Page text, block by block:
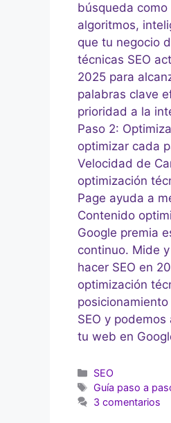
búsqueda como
algoritmos,
que tu negocio
técnicas SEO
2025 para
palabras clave
prioridad a la
Paso 2:
optimizar cada
Velocidad de
optimización
Page ayuda a
Contenido
Google premia
continuo. Mide
hacer SEO en
optimización
SEO y
tu web en
SEO
Guía paso a
3 comentarios